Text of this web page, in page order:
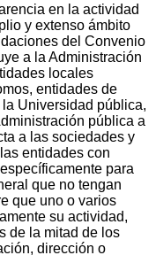
en la actividad
y extenso ámbito
del Convenio
a la Administración
locales
entidades de
Universidad pública,
pública a
a las sociedades y
entidades con
para
que no tengan
que uno o varios
su actividad,
de la mitad de los
dirección o